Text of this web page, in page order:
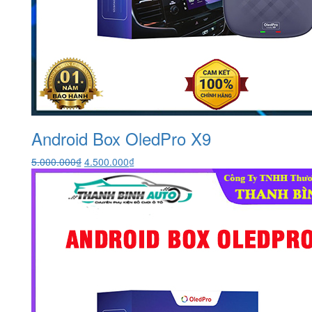
Android Box OledPro X9
5.000.000₫ Giá
gốc
là:
5.000.000₫.
4.500.000₫Giá
hiện
tại
là: